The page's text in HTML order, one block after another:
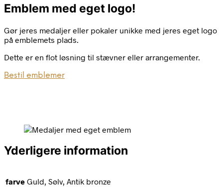
Emblem med eget logo!
Gør jeres medaljer eller pokaler unikke med jeres eget logo
på emblemets plads.
Dette er en flot løsning til stævner eller arrangementer.
Bestil emblemer
Yderligere information
farve Guld, Sølv, Antik bronze